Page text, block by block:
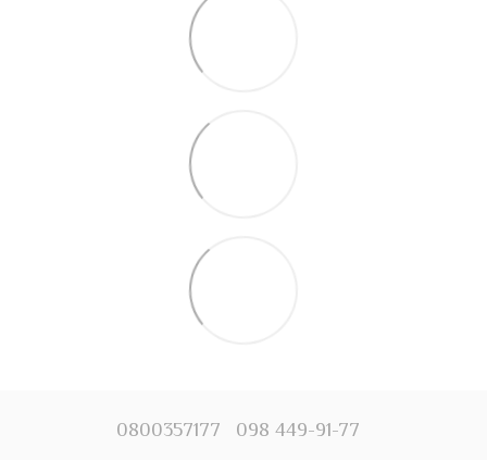
0800357177 098 449-91-77